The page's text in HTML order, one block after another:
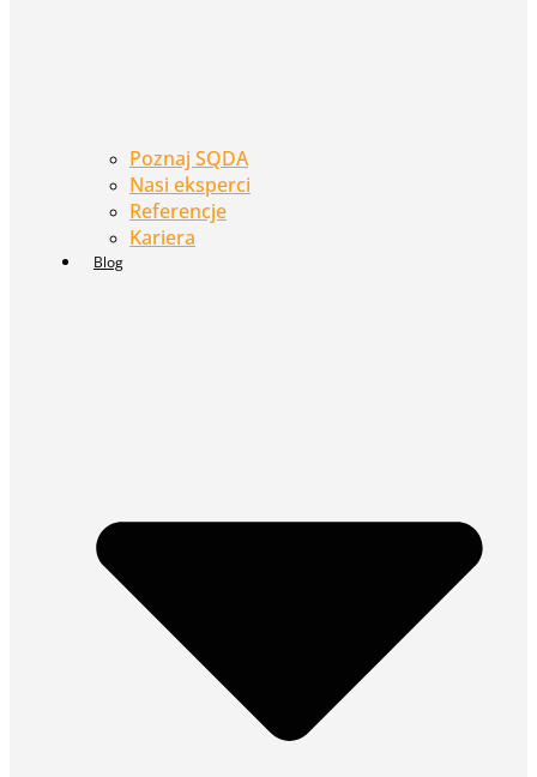
Poznaj SQDA
Nasi eksperci
Referencje
Kariera
Blog